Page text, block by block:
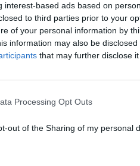
interest-based ads based on
to third parties prior to your
of your personal information by
information may also be
that may further disclose
Processing Opt Outs
out of the Sharing of my personal